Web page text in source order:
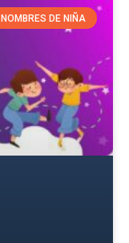
NOMBRES DE NIÑA